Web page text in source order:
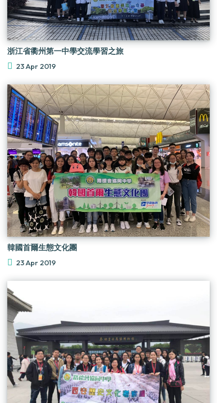
浙江省衢州第一中學交流學習之旅
23 Apr 2019
韓國首爾生態文化團
23 Apr 2019